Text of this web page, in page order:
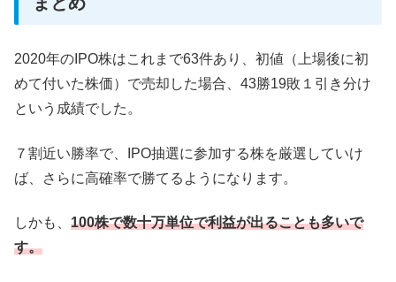
2020年のIPO株はこれまで63件あり、初値（上場後に初
めて付いた株価）で売却した場合、43勝19敗１引き分け
という成績でした。
７割近い勝率で、IPO抽選に参加する株を厳選していけ
ば、さらに高確率で勝てるようになります。
しかも、 100株で数十万単位で利益が出ることも多いで
す。